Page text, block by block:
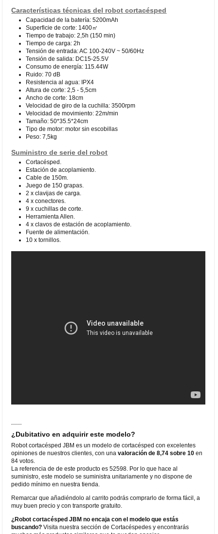
Características técnicas del robot cortacésped
Capacidad de la batería: 5200mAh
Superficie de corte: 1400㎡
Tiempo de trabajo: 2,5h (150 min)
Tiempo de carga: 2h
Tensión de entrada: AC 100-240V ~ 50/60Hz
Tensión de salida: DC15-25.5V
Consumo de energía: 115.44W
Ruido: 70 dB
Resistencia al agua: IPX4
Altura de corte: 2,5 - 5,5cm
Ancho de corte: 18cm
Velocidad de giro de la cuchilla: 3500rpm
Velocidad de movimiento: 22m/min
Tamaño: 50*35.5*24cm
Tipo de motor: motor sin escobillas
Peso: 7,5kg
Suministro de serie del robot
Cortacésped.
Estación de acoplamiento.
Cable de 150m.
Juego de 150 grapas.
2 x clavijas de carga.
4 x conectores.
9 x cuchillas de corte.
Herramienta Allen.
4 x clavos de estación de acoplamiento.
Fuente de alimentación.
10 x tornillos.
¿Dubitativo en adquirir este modelo?
Robot cortacésped JBM es un modelo de cortacésped con excelentes
opiniones de nuestros clientes, con unavaloración de 8,74 sobre 10 en
84 votos.
La referencia de de este producto es 52598. Por lo que hace al
suministro, este modelo se suministra unitariamente y no dispone de
pedido mínimo en nuestra tienda.
Remarcar que añadiéndolo al carrito podrás comprarlo de forma fácil, a
muy buen precio y con transporte gratuito.
¿Robot cortacésped JBM no encaja con el modelo que estás
buscando? Visita nuestra sección de Cortacéspedes y encontrarás